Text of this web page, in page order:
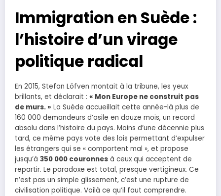
Immigration en Suède :
l’histoire d’un virage
politique radical
En 2015, Stefan Löfven montait à la tribune, les yeux
brillants, et déclarait : « Mon Europe ne construit pas
de murs. » La Suède accueillait cette année-là plus de
160 000 demandeurs d’asile en douze mois, un record
absolu dans l’histoire du pays. Moins d’une décennie plus
tard, ce même pays vote des lois permettant d’expulser
les étrangers qui se « comportent mal », et propose
jusqu’à 350 000 couronnes à ceux qui acceptent de
repartir. Le paradoxe est total, presque vertigineux. Ce
n’est pas un simple glissement, c’est une rupture de
civilisation politique. Voilà ce qu’il faut comprendre.